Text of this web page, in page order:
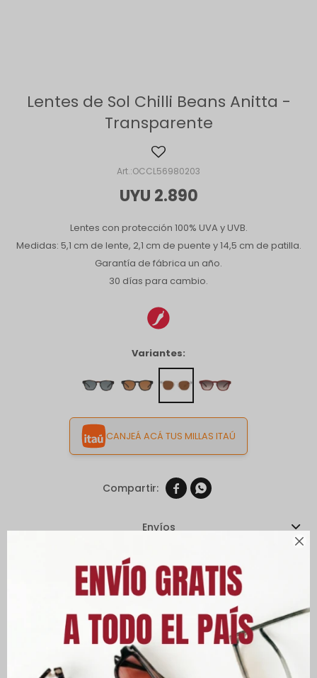

Lentes de Sol Chilli Beans Anitta -
Transparente
OCCL56980203
UYU 2.890
Lentes con protección 100% UVA y UVB.
Medidas: 5,1 cm de lente, 2,1 cm de puente y 14,5 cm de patilla.
Garantía de fábrica un año.
30 días para cambio.
Variantes:
CANJEÁ ACÁ TUS MILLAS ITAÚ
 
Envíos
Cambios y Devoluciones
Medios de pago
Características